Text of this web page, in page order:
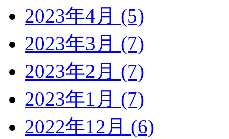
2023年4月 (5)
2023年3月 (7)
2023年2月 (7)
2023年1月 (7)
2022年12月 (6)